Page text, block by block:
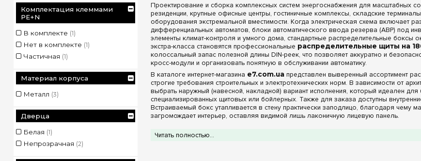
Проектирование и сборка комплексных систем энергоснабжения для масштабных
резиденции, крупные офисные центры, гостиничные комплексы, складские
оборудования экстремальной вместимости. Когда электрическая схема включает
дифференциальных автоматов, блоки автоматического ввода резерва (АВР) под
элементы климат-контроля и умного дома, стандартные распределительные
экстра-класса становятся профессиональные распределительные щиты на
колоссальный запас полезной длины DIN-реек, что позволяет аккуратно и
кросс-модули и организовать понятную в обслуживании автоматику.
В каталоге интернет-магазина e7.com.ua представлен выверенный ассортимент
строгие требования строительных и электротехнических норм. В зависимости от
выбрать наружный (навесной, накладной) вариант исполнения, который идеален
специализированных щитовых или бойлерных. Также для заказа доступны
Встраиваемый бокс утапливается в стену практически заподлицо, благодаря чему
загромождает интерьер, оставляя видимой лишь лаконичную лицевую панель.
Конструктивные особенности, комплектация шинами, фасады
Читать полностью...
Комплектация клеммами
PE+N
В комплекте (1)
Нет в комплекте (1)
Частичная (1)
Материал корпуса
Металл (3)
Дверца
Белая (1)
Непрозрачная (2)